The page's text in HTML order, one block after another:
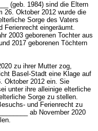
(geb. 1984) sind die Eltern
26. Oktober 2012 wurde die
Sorge des Vaters
Ferienrecht eingeräumt.
2003 geborenen Tochter aus
2017 geborenen Töchtern
zu ihrer Mutter zog,
Basel-Stadt eine Klage auf
Oktober 2012 ein. Sie
unter ihre alleinige elterliche
Sorge zu stellen.
und Ferienrecht zu
ab November 2020